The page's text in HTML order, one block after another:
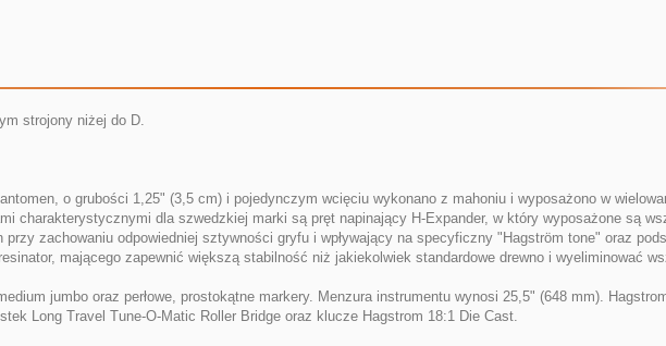
strojony niżej do D.
o grubości 1,25" (3,5 cm) i pojedynczym wcięciu wykonano z mahoniu i wyposażono w
charakterystycznymi dla szwedzkiej marki są pręt napinający H-Expander, w który wyposażone są
zachowaniu odpowiedniej sztywności gryfu i wpływający na specyficzny "Hagström tone" oraz
mającego zapewnić większą stabilność niż jakiekolwiek standardowe drewno i wyeliminować
jumbo oraz perłowe, prostokątne markery. Menzura instrumentu wynosi 25,5" (648 mm).
Long Travel Tune-O-Matic Roller Bridge oraz klucze Hagstrom 18:1 Die Cast.